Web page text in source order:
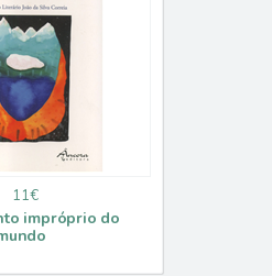
11€
impróprio do